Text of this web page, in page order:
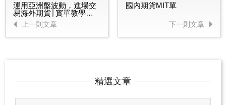
運用亞洲盤波動，進場交
易海外期貨│實單教學範
例│2018.10.23
上一則文章
國內期貨MIT單
下一則文章
精選文章